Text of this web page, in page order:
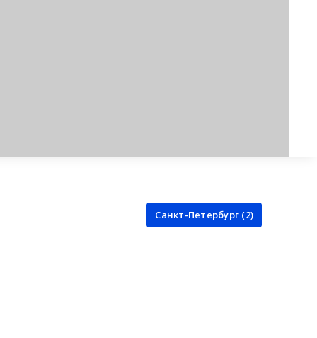
Санкт-Петербург (2)